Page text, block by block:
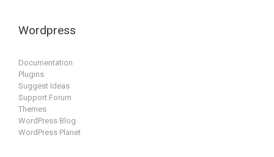
Wordpress
Documentation
Plugins
Suggest Ideas
Support Forum
Themes
WordPress Blog
WordPress Planet